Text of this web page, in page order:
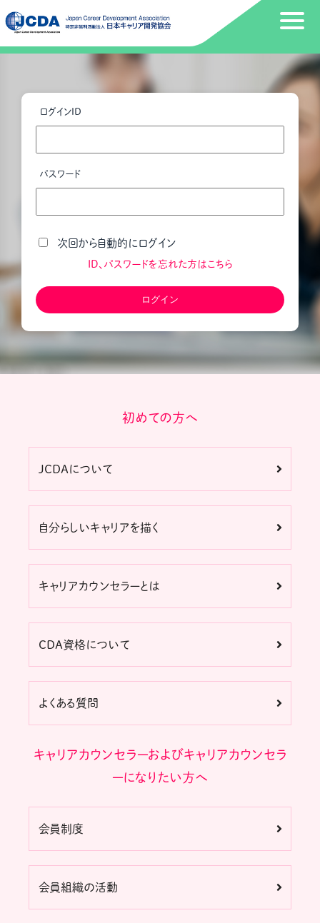
ログインID
パスワード
次回から自動的にログイン
ID、パスワードを忘れた方はこちら
初めての方へ
JCDAについて
自分らしいキャリアを描く
キャリアカウンセラーとは
CDA資格について
よくある質問
キャリアカウンセラーおよびキャリアカウンセラ
ーになりたい方へ
会員制度
会員組織の活動